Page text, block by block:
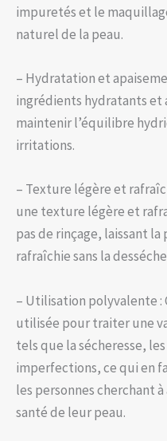
impuretés et le
naturel de la peau.
– Hydratation et
ingrédients hydratants et
maintenir l’équilibre
irritations.
– Texture légère et
une texture légère et
pas de rinçage, laissant
rafraîchie sans la
– Utilisation polyvalente
utilisée pour traiter une
tels que la sécheresse,
imperfections, ce qui en
les personnes cherchant
santé de leur peau.